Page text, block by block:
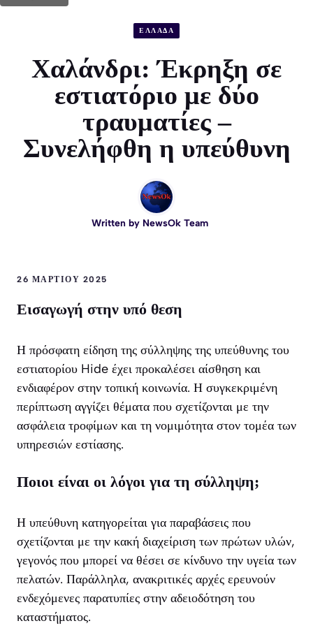
ΕΛΛΑΔΑ
Χαλάνδρι: Έκρηξη σε
εστιατόριο με δύο
τραυματίες –
Συνελήφθη η υπεύθυνη
Written by NewsOk Team
26 ΜΑΡΤΊΟΥ 2025
Εισαγωγή στην υπό θεση
Η πρόσφατη είδηση της σύλληψης της υπεύθυνης του
εστιατορίου Hide έχει προκαλέσει αίσθηση και
ενδιαφέρον στην τοπική κοινωνία. Η συγκεκριμένη
περίπτωση αγγίζει θέματα που σχετίζονται με την
ασφάλεια τροφίμων και τη νομιμότητα στον τομέα των
υπηρεσιών εστίασης.
Ποιοι είναι οι λόγοι για τη σύλληψη;
Η υπεύθυνη κατηγορείται για παραβάσεις που
σχετίζονται με την κακή διαχείριση των πρώτων υλών,
γεγονός που μπορεί να θέσει σε κίνδυνο την υγεία των
πελατών. Παράλληλα, ανακριτικές αρχές ερευνούν
ενδεχόμενες παρατυπίες στην αδειοδότηση του
καταστήματος.